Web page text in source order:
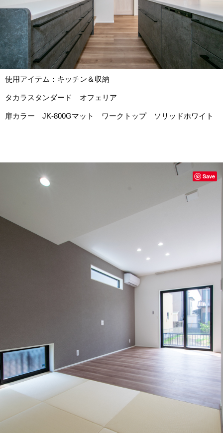
使用アイテム：キッチン＆収納
タカラスタンダード オフェリア
扉カラー JK-800Gマット ワークトップ ソリッドホワイト
Save